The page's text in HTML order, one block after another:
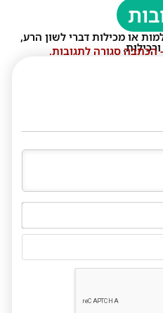
או מכילות דברי לשון הרע,
הכתבה סגורה לתגובות.
שם*